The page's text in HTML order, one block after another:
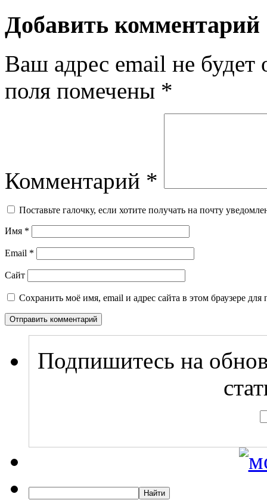
Добавить комментарий
Ваш адрес email не будет
поля помечены *
Комментарий *
Поставьте галочку, если хотите получать на почту
Имя *
Email *
Сайт
Сохранить моё имя, email и адрес сайта в этом браузере
Подпишитесь на